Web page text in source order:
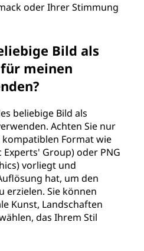
oder Ihrer Stimmung
Bild als
meinen
beliebige Bild als
Achten Sie nur
Format wie
Experts' Group) oder PNG
vorliegt und
hat, um den
erzielen. Sie können
Kunst, Landschaften
das Ihrem Stil